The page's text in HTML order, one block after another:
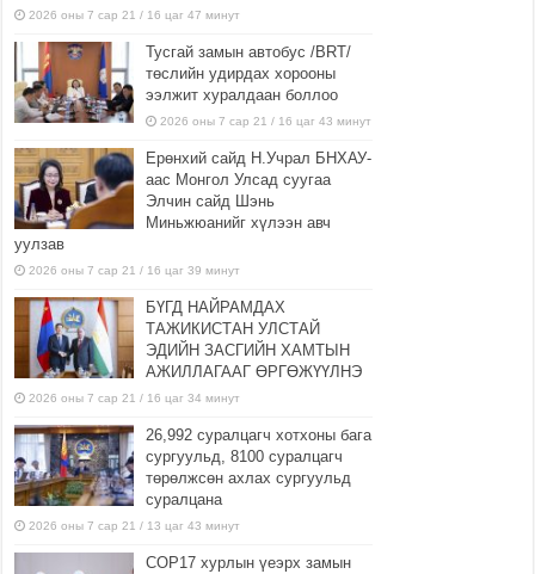
2026 оны 7 сар 21 / 16 цаг 47 минут
Тусгай замын автобус /BRT/
төслийн удирдах хорооны
ээлжит хуралдаан боллоо
2026 оны 7 сар 21 / 16 цаг 43 минут
Ерөнхий сайд Н.Учрал БНХАУ-
аас Монгол Улсад суугаа
Элчин сайд Шэнь
Миньжюанийг хүлээн авч
уулзав
2026 оны 7 сар 21 / 16 цаг 39 минут
БҮГД НАЙРАМДАХ
ТАЖИКИСТАН УЛСТАЙ
ЭДИЙН ЗАСГИЙН ХАМТЫН
АЖИЛЛАГААГ ӨРГӨЖҮҮЛНЭ
2026 оны 7 сар 21 / 16 цаг 34 минут
26,992 суралцагч хотхоны бага
сургуульд, 8100 суралцагч
төрөлжсөн ахлах сургуульд
суралцана
2026 оны 7 сар 21 / 13 цаг 43 минут
COP17 хурлын үеэрх замын